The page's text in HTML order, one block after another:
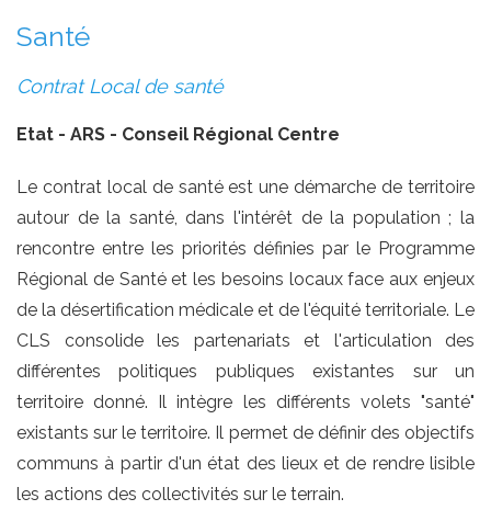
Santé
Contrat Local de santé
Etat - ARS - Conseil Régional Centre
Le contrat local de santé est une démarche de territoire
autour de la santé, dans l'intérêt de la population ; la
rencontre entre les priorités définies par le Programme
Régional de Santé et les besoins locaux face aux enjeux
de la désertification médicale et de l'équité territoriale. Le
CLS consolide les partenariats et l'articulation des
différentes politiques publiques existantes sur un
territoire donné. Il intègre les différents volets "santé"
existants sur le territoire. Il permet de définir des objectifs
communs à partir d'un état des lieux et de rendre lisible
les actions des collectivités sur le terrain.